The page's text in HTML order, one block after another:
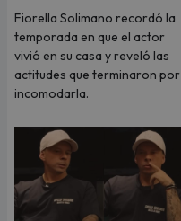
Fiorella Solimano recordó la
temporada en que el actor
vivió en su casa y reveló las
actitudes que terminaron por
incomodarla.